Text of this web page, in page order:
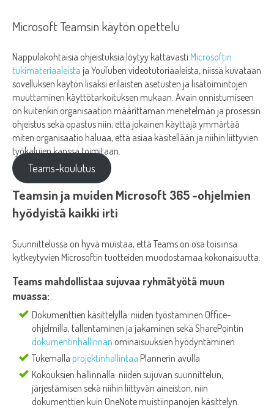
Microsoft Teamsin käytön opettelu
Nappulakohtaisia ohjeistuksia löytyy kattavasti Microsoftin
tukimateriaaleista ja YouTuben videotutoriaaleista, niissä kuvataan
sovelluksen käytön lisäksi erilaisten asetusten ja lisätoimintojen
muuttaminen käyttötarkoituksen mukaan. Avain onnistumiseen
on kuitenkin organisaation määrittämän menetelmän ja prosessin
ohjeistus sekä opastus niin, että jokainen käyttäjä ymmärtää
miten organisaatio haluaa, että asiaa käsitellään ja niihin liittyvien
työkalujen kanssa toimitaan.
Teams-koulutus
Teamsin ja muiden Microsoft 365 -ohjelmien
hyödyistä kaikki irti
Suunnittelussa on hyvä muistaa, että Teams on osa toisiinsa
kytkeytyvien Microsoftin tuotteiden muodostamaa kokonaisuutta.
Teams mahdollistaa sujuvaa ryhmätyötä muun
muassa:
Dokumenttien käsittelyllä: niiden työstäminen Office-
ohjelmilla, tallentaminen ja jakaminen sekä SharePointin
dokumentinhallinnan ominaisuuksien hyödyntäminen
Tukemalla projektinhallintaa Plannerin avulla
Kokouksien hallinnalla: niiden sujuvan suunnittelun,
järjestämisen sekä niihin liittyvän aineiston, niin
dokumenttien kuin OneNote muistiinpanojen käsittelyn.